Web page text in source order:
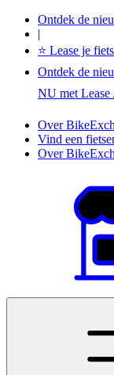
Ontdek de
|
⭐ Lease je
Ontdek de
NU met Lease
Over
Vind een
Over